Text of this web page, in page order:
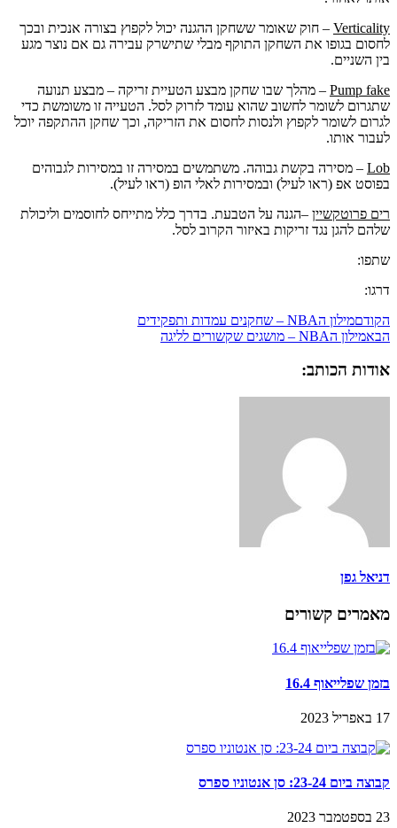
Verticality – חוק שאומר ששחקן ההגנה יכול לקפוץ בצורה אנכית ובכך
לחסום בגופו את השחקן התוקף מבלי שתישרק עבירה גם אם נוצר מגע
בין השניים.
Pump fake – מהלך שבו שחקן מבצע הטעיית זריקה – מבצע תנועה
שתגרום לשומר לחשוב שהוא עומד לזרוק לסל. הטעייה זו משומשת כדי
לגרום לשומר לקפוץ ולנסות לחסום את הזריקה, וכך שחקן ההתקפה יוכל
לעבור אותו.
Lob – מסירה בקשת גבוהה. משתמשים במסירה זו במסירות לגבוהים
בפוסט אפ (ראו לעיל) ובמסירות לאלי הופ (ראו לעיל).
רים פרוטקשיין –הגנה על הטבעת. בדרך כלל מתייחס לחוסמים וליכולת
שלהם להגן נגד זריקות באיזור הקרוב לסל.
שתפו:
דרגו:
הקודםמילון הNBA – שחקנים עמדות ותפקידים
הבאמילון הNBA – מושגים שקשורים לליגה
אודות הכותב:
דניאל גפן
מאמרים קשורים
בזמן שפלייאוף 16.4
17 באפריל 2023
קבוצה ביום 23-24: סן אנטוניו ספרס
23 בספטמבר 2023